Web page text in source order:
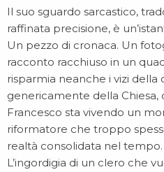
Il suo sguardo sarcastico,
raffinata precisione, è
Un pezzo di cronaca. Un
racconto racchiuso in un
risparmia neanche i vizi della
genericamente della
Francesco sta vivendo un
riformatore che troppo
realtà consolidata nel tempo.
L’ingordigia di un clero che